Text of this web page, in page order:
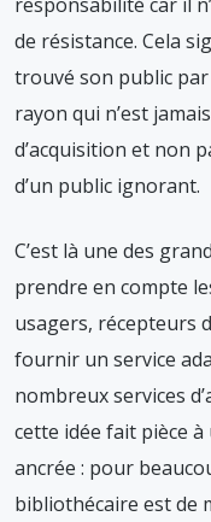
de résistance. Cela
trouvé son public par
rayon qui n’est
d’acquisition et non
d’un public ignorant.
C’est là une des
prendre en compte
usagers, récepteurs
fournir un service
nombreux services
cette idée fait pièce
ancrée : pour
bibliothécaire est de